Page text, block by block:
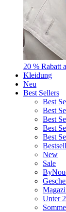
20 % Rabatt
Kleidung
Neu
Best Sellers
Best
Best
Best
Best
Best
New
Sale
Unter